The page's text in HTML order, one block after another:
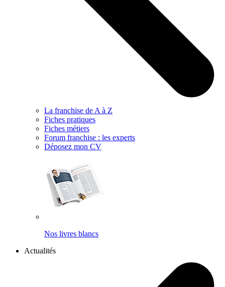
La franchise de A à Z
Fiches pratiques
Fiches métiers
Forum franchise : les experts
Déposez mon CV
Nos livres blancs
Actualités